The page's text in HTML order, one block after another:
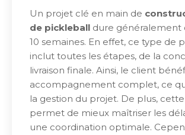
Un projet clé en main de
de pickleball dure généralement
10 semaines. En effet, ce type de
inclut toutes les étapes, de la
livraison finale. Ainsi, le client
accompagnement complet, ce
la gestion du projet. De plus,
permet de mieux maîtriser les
une coordination optimale.